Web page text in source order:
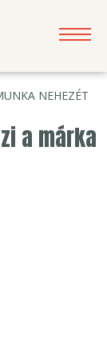
BEJELENTKEZÉS
NEHEZÉT
a márka